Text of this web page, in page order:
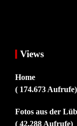
Views
Home
( 174.673 Aufrufe)
Fotos aus der
( 42.288 Aufrufe)